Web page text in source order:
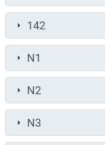
142
N1
N2
N3